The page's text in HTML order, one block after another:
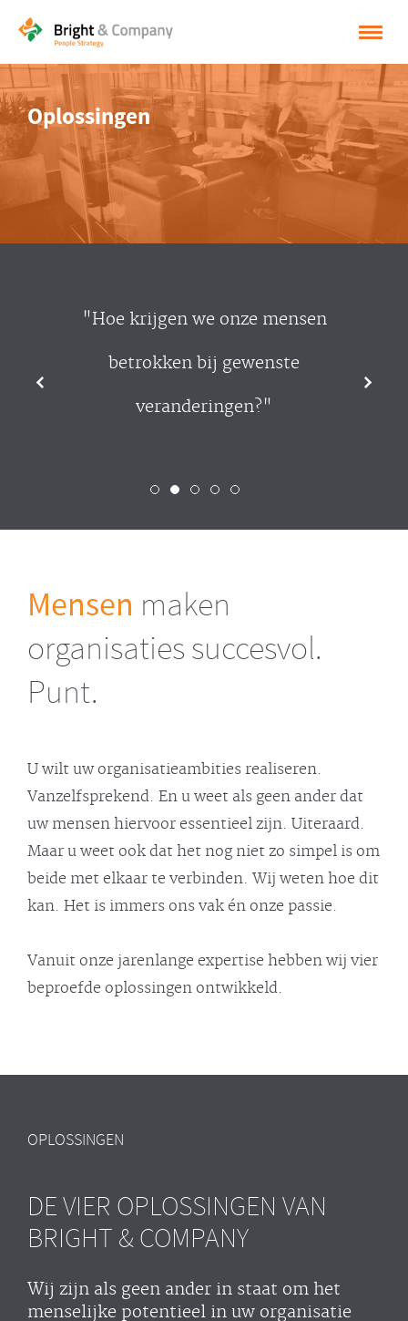
HOME
OPLOSSINGEN
CASES
INSPIRATIE
OVER BRIGHT & COMPANY
NEDERLANDS
ENGLISH
Oplossingen
"Hoe krijgen we onze mensen
betrokken bij gewenste
veranderingen?"
Mensen maken
organisaties succesvol.
Punt.
U wilt uw organisatieambities realiseren.
Vanzelfsprekend. En u weet als geen ander dat
uw mensen hiervoor essentieel zijn. Uiteraard.
Maar u weet ook dat het nog niet zo simpel is om
beide met elkaar te verbinden. Wij weten hoe dit
kan. Het is immers ons vak én onze passie.
Vanuit onze jarenlange expertise hebben wij vier
beproefde oplossingen ontwikkeld.
OPLOSSINGEN
DE VIER OPLOSSINGEN VAN
BRIGHT & COMPANY
Wij zijn als geen ander in staat om het
menselijke potentieel in uw organisatie